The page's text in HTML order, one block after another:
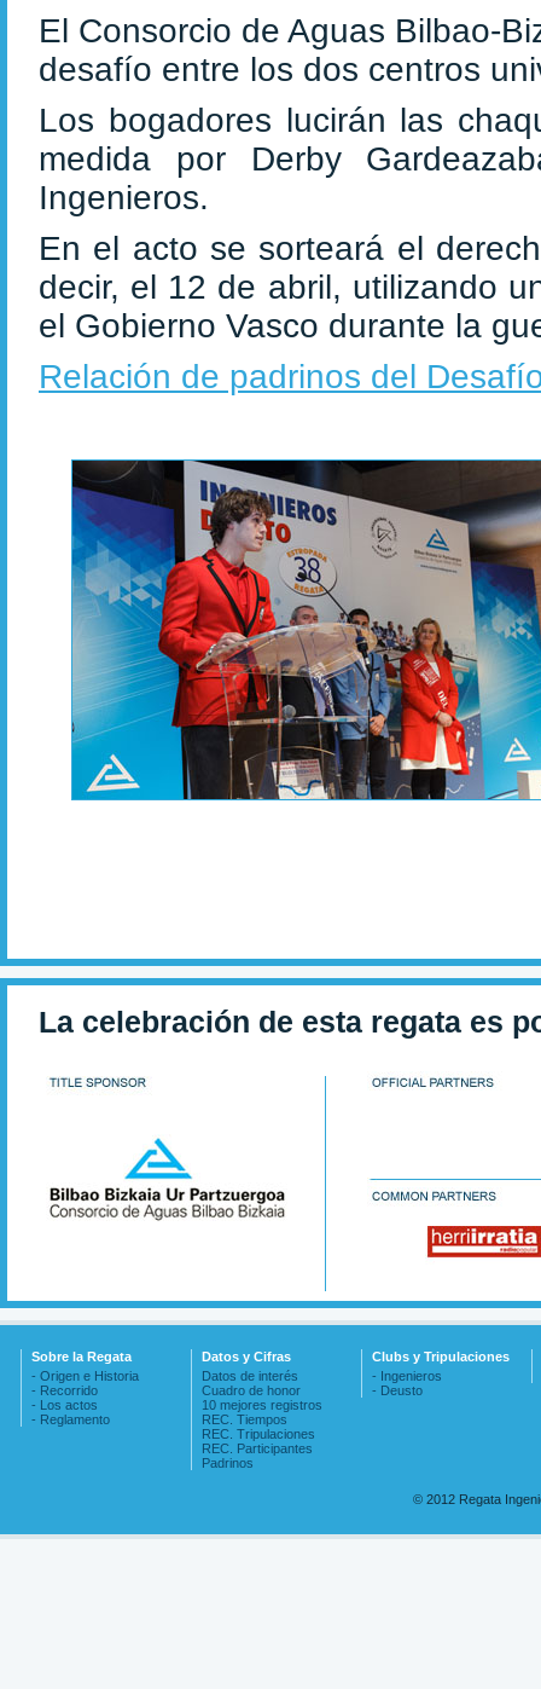
El Consorcio de Aguas Bilbao-
desafío entre los dos centros
Los bogadores lucirán las
medida por Derby
Ingenieros.
En el acto se sorteará el
decir, el 12 de abril, utilizando
el Gobierno Vasco durante la
Relación de padrinos del
La celebración de esta regata es
Sobre la Regata
- Origen e Historia
- Recorrido
- Los actos
- Reglamento
Datos y Cifras
Datos de interés
Cuadro de honor
10 mejores registros
REC. Tiempos
REC. Tripulaciones
REC. Participantes
Padrinos
Clubs y Tripulaciones
- Ingenieros
- Deusto
© 2012 Regata